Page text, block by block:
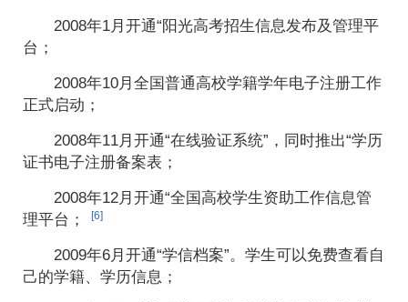
2008年1月开通“阳光高考招生信息发布及管理平
台；
2008年10月全国普通高校学籍学年电子注册工作
正式启动；
2008年11月开通“在线验证系统”，同时推出“学历
证书电子注册备案表；
2008年12月开通“全国高校学生资助工作信息管
理平台；
[6]
2009年6月开通“学信档案”。学生可以免费查看自
己的学籍、学历信息；